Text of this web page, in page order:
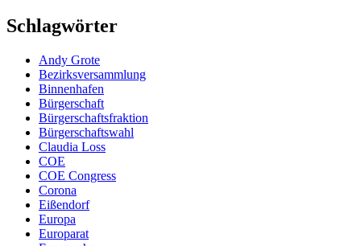
Schlagwörter
Andy Grote
Bezirksversammlung
Binnenhafen
Bürgerschaft
Bürgerschaftsfraktion
Bürgerschaftswahl
Claudia Loss
COE
COE Congress
Corona
Eißendorf
Europa
Europarat